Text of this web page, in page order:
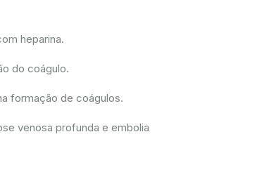
heparina.
do coágulo.
formação de coágulos.
venosa profunda e embolia